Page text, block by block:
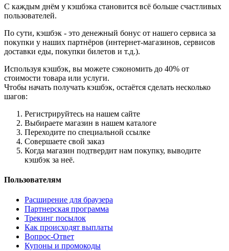
С каждым днём у кэшбэка становится всё больше счастливых
пользователей.
По сути, кэшбэк - это денежный бонус от нашего сервиса за
покупки у наших партнёров (интернет-магазинов, сервисов
доставки еды, покупки билетов и т.д.).
Используя кэшбэк, вы можете сэкономить до 40% от
стоимости товара или услуги.
Чтобы начать получать кэшбэк, остаётся сделать несколько
шагов:
Регистрируйтесь на нашем сайте
Выбираете магазин в нашем каталоге
Переходите по специальной ссылке
Совершаете свой заказ
Когда магазин подтвердит нам покупку, выводите
кэшбэк за неё.
Пользователям
Расширение для браузера
Партнерская программа
Трекинг посылок
Как происходят выплаты
Вопрос-Ответ
Купоны и промокоды